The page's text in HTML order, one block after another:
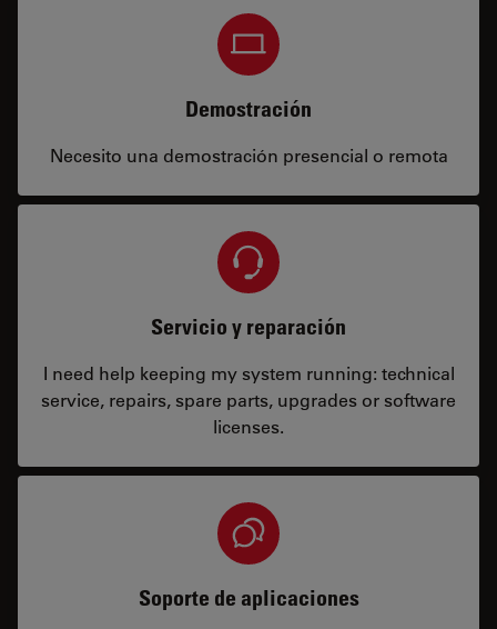
Demostración
Necesito una demostración presencial o remota
Servicio y reparación
I need help keeping my system running: technical
service, repairs, spare parts, upgrades or software
licenses.
Soporte de aplicaciones